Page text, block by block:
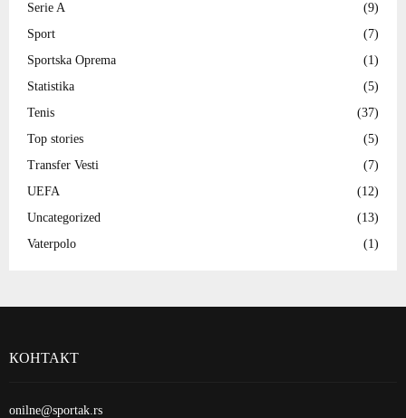
Serie A
(9)
Sport
(7)
Sportska Oprema
(1)
Statistika
(5)
Tenis
(37)
Top stories
(5)
Transfer Vesti
(7)
UEFA
(12)
Uncategorized
(13)
Vaterpolo
(1)
КОНТАКТ
onilne@sportak.rs